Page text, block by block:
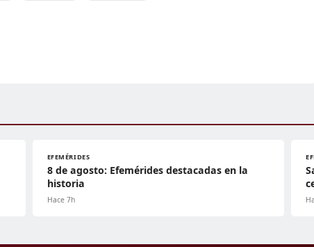
EFEMÉRIDES
8 de agosto: Efemérides destacadas en la
historia
Hace 7h